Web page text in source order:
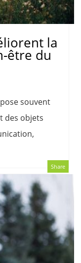
la
être du
souvent
des objets
Share